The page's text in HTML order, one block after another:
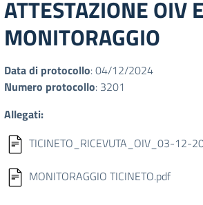
ATTESTAZIONE OIV E
MONITORAGGIO
Data di protocollo: 04/12/2024
Numero protocollo: 3201
Allegati:
TICINETO_RICEVUTA_OIV_03-12-
MONITORAGGIO TICINETO.pdf